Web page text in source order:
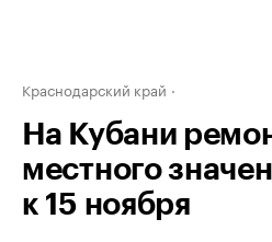
Краснодарский край
На Кубани
местного
к 15 ноября